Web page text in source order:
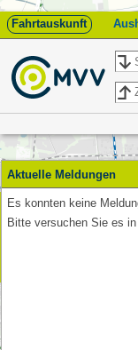
Fahrtauskunft
Feedback
Aktuelle Meldungen
Es konnten keine
Bitte versuchen Sie es in